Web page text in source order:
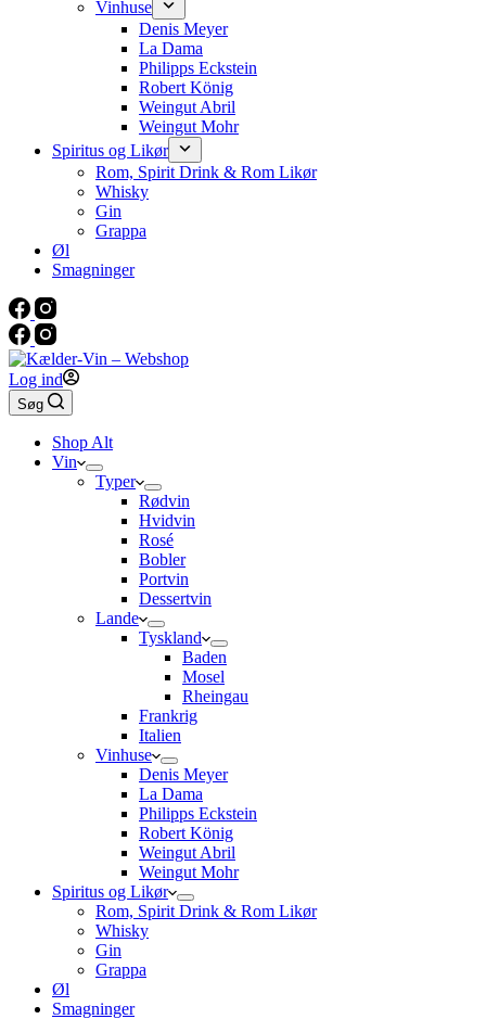
Vinhuse
Denis Meyer
La Dama
Philipps Eckstein
Robert König
Weingut Abril
Weingut Mohr
Spiritus og Likør
Rom, Spirit Drink & Rom Likør
Whisky
Gin
Grappa
Øl
Smagninger
Log ind
Søg
Shop Alt
Vin
Typer
Rødvin
Hvidvin
Rosé
Bobler
Portvin
Dessertvin
Lande
Tyskland
Baden
Mosel
Rheingau
Frankrig
Italien
Vinhuse
Denis Meyer
La Dama
Philipps Eckstein
Robert König
Weingut Abril
Weingut Mohr
Spiritus og Likør
Rom, Spirit Drink & Rom Likør
Whisky
Gin
Grappa
Øl
Smagninger